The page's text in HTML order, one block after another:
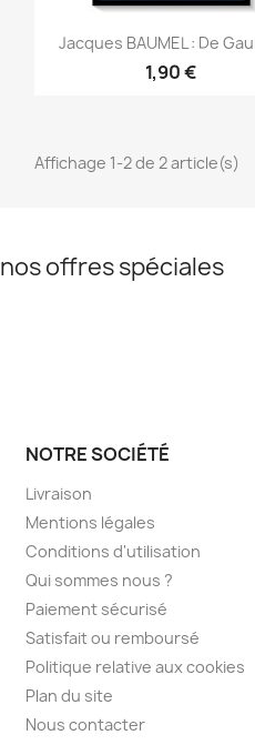
Aperçu rapide
Jacques BAUMEL : De
1,90 €
Affichage 1-2 de 2 article(s)
offres spéciales
NOTRE SOCIÉTÉ
Livraison
Mentions légales
Conditions d'utilisation
Qui sommes nous ?
Paiement sécurisé
Satisfait ou remboursé
Politique relative aux cookies
Plan du site
Nous contacter